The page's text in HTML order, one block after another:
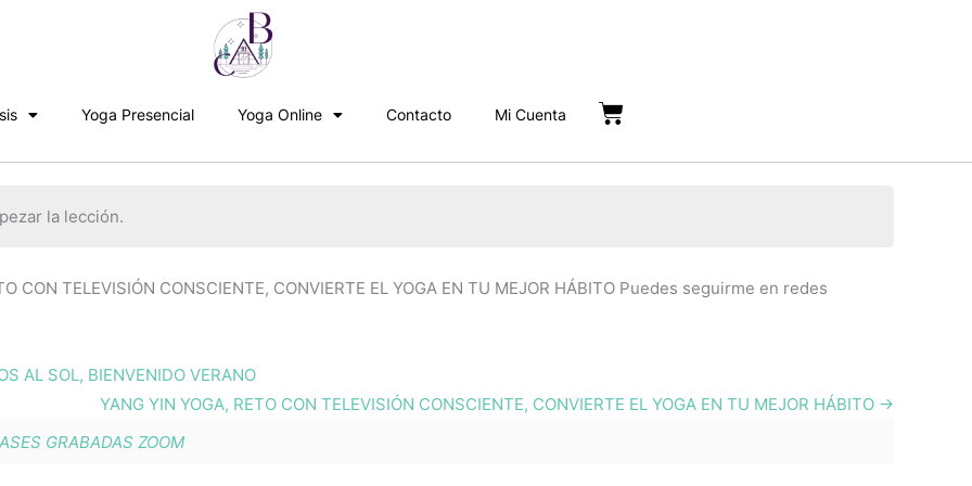
Yoga Presencial Yoga Online Contacto Mi Cuenta Cart
la lección.
CON TELEVISIÓN CONSCIENTE, CONVIERTE EL YOGA EN TU MEJOR HÁBITO Puedes seguirme en redes
AL SOL, BIENVENIDO VERANO
YANG YIN YOGA, RETO CON TELEVISIÓN CONSCIENTE, CONVIERTE EL YOGA EN TU MEJOR HÁBITO
GRABADAS ZOOM